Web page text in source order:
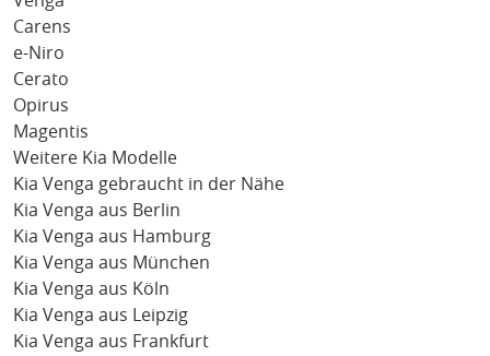
Carens
e-Niro
Cerato
Opirus
Magentis
Weitere Kia Modelle
Kia Venga gebraucht in der Nähe
Kia Venga aus Berlin
Kia Venga aus Hamburg
Kia Venga aus München
Kia Venga aus Köln
Kia Venga aus Leipzig
Kia Venga aus Frankfurt